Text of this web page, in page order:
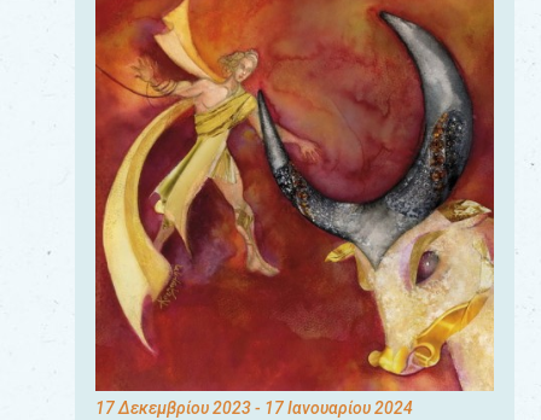
17 Δεκεμβρίου 2023- 17 Ιανουαρίου 2024